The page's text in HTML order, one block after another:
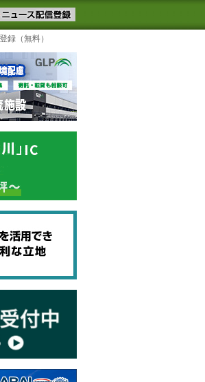
。物流ニュースメール配信を登録す
るテーマ
録（無料）